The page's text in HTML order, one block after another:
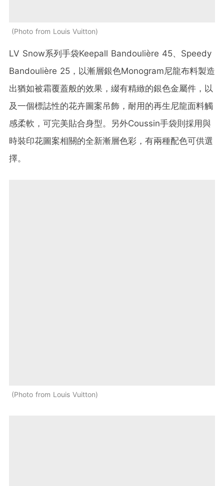
Photo from Louis Vuitton
LV Snow系列手袋Keepall Bandoulière 45、Speedy
Bandoulière 25，以漸層銀色Monogram尼龍布料製造
出猶如被霜覆蓋般的效果，綴有精緻的銀色金屬件，以
及一個標誌性的花卉圖案吊飾，耐用的再生尼龍面料觸
感柔軟，可完美貼合身型。另外Coussin手袋則採用與
時裝印花圖案相關的全新漸層色彩，有兩種配色可供選
擇。
Photo from Louis Vuitton